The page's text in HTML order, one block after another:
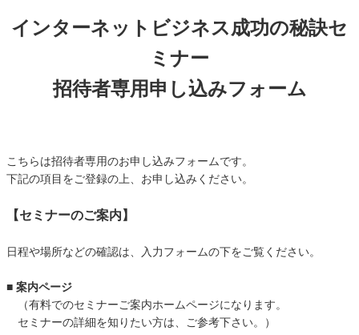
インターネットビジネス成功の秘訣セ
ミナー
招待者専用申し込みフォーム
こちらは招待者専用のお申し込みフォームです。
下記の項目をご登録の上、お申し込みください。
【セミナーのご案内】
日程や場所などの確認は、入力フォームの下をご覧ください。
■ 案内ページ
（有料でのセミナーご案内ホームページになります。
セミナーの詳細を知りたい方は、ご参考下さい。）